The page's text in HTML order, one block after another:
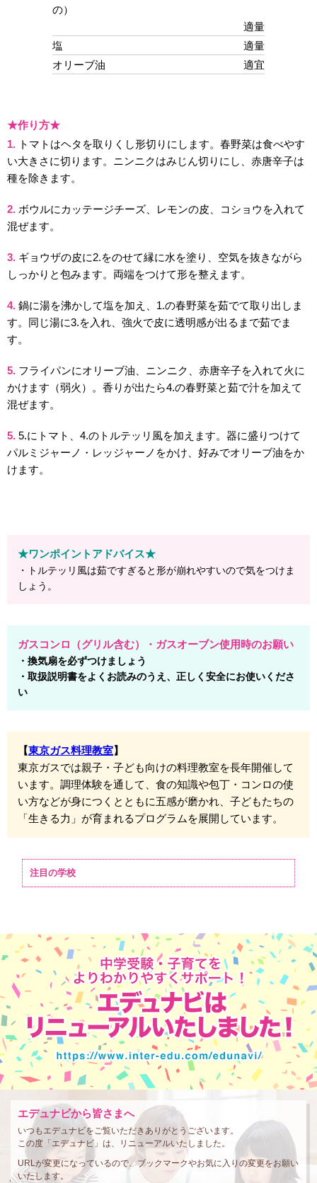
の）
適量
塩
適量
オリーブ油
適宜
★作り方★
1. トマトはヘタを取りくし形切りにします。春野菜は食べやす
い大きさに切ります。ニンニクはみじん切りにし、赤唐辛子は
種を除きます。
2. ボウルにカッテージチーズ、レモンの皮、コショウを入れて
混ぜます。
3. ギョウザの皮に2.をのせて縁に水を塗り、空気を抜きながら
しっかりと包みます。両端をつけて形を整えます。
4. 鍋に湯を沸かして塩を加え、1.の春野菜を茹でて取り出しま
す。同じ湯に3.を入れ、強火で皮に透明感が出るまで茹でま
す。
5. フライパンにオリーブ油、ニンニク、赤唐辛子を入れて火に
かけます（弱火）。香りが出たら4.の春野菜と茹で汁を加えて
混ぜます。
5. 5.にトマト、4.のトルテッリ風を加えます。器に盛りつけて
パルミジャーノ・レッジャーノをかけ、好みでオリーブ油をか
けます。
★ワンポイントアドバイス★
・トルテッリ風は茹ですぎると形が崩れやすいので気をつけま
しょう。
ガスコンロ（グリル含む）・ガスオーブン使用時のお願い
・換気扇を必ずつけましょう
・取扱説明書をよくお読みのうえ、正しく安全にお使いくださ
い
【東京ガス料理教室】
東京ガスでは親子・子ども向けの料理教室を長年開催して
います。調理体験を通して、食の知識や包丁・コンロの使
い方などが身につくとともに五感が磨かれ、子どもたちの
「生きる力」が育まれるプログラムを展開しています。
注目の学校
エデュナビから皆さまへ
いつもエデュナビをご覧いただきありがとうございます。
この度「エデュナビ」は、リニューアルいたしました。
URLが変更になっているので、ブックマークやお気に入りの変更をお願い
いたします。